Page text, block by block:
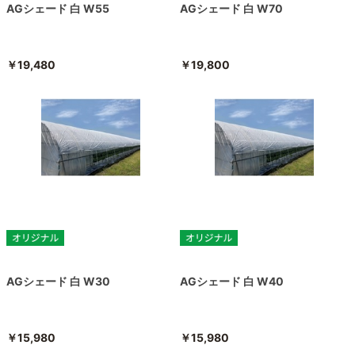
AGシェード 白 W55
￥19,480
AGシェード 白 W70
￥19,800
AGシェード 白 W30
￥15,980
AGシェード 白 W40
￥15,980